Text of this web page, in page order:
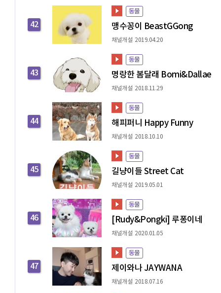
42
동물
맹수꽁이 BeastGGong
채널개설 2019.04.20
43
동물
명랑한 봄달래 Bomi&Dallae
채널개설 2018.11.29
44
동물
해피퍼니 Happy Funny
채널개설 2018.10.10
45
동물
길냥이들 Street Cat
채널개설 2019.05.01
46
동물
[Rudy&Pongki] 루퐁이네
채널개설 2020.01.05
47
동물
제이와나 JAYWANA
채널개설 2018.07.16